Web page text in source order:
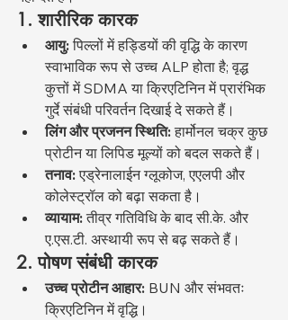
1. शारीरिक कारक
आयु: पिल्लों में हड्डियों की वृद्धि के कारण
स्वाभाविक रूप से उच्च ALP होता है; वृद्ध
कुत्तों में SDMA या क्रिएटिनिन में प्रारंभिक
गुर्दे संबंधी परिवर्तन दिखाई दे सकते हैं।
लिंग और प्रजनन स्थिति: हार्मोनल चक्र कुछ
प्रोटीन या लिपिड मूल्यों को बदल सकते हैं।
तनाव: एड्रेनालाईन ग्लूकोज, एएलपी और
कोलेस्ट्रॉल को बढ़ा सकता है।
व्यायाम: तीव्र गतिविधि के बाद सी.के. और
ए.एस.टी. अस्थायी रूप से बढ़ सकते हैं।
2. पोषण संबंधी कारक
उच्च प्रोटीन आहार: BUN और संभवतः
क्रिएटिनिन में वृद्धि।